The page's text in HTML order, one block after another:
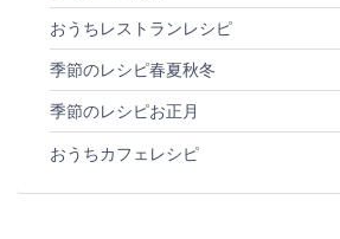
おうちレストランレシピ
季節のレシピ春夏秋冬
季節のレシピお正月
おうちカフェレシピ